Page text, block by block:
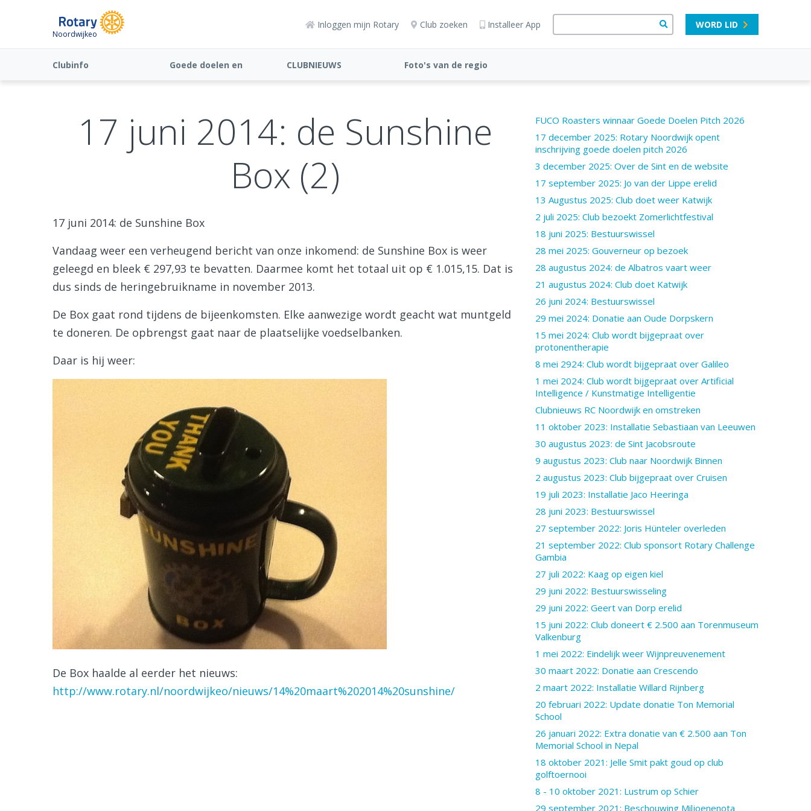
Noordwijkeo
Inloggen mijn Rotary Club zoeken Installeer App WORD LID
Clubinfo
Goede doelen en
CLUBNIEUWS
Foto's van de regio
17 juni 2014: de Sunshine
Box (2)
17 juni 2014: de Sunshine Box
Vandaag weer een verheugend bericht van onze inkomend: de Sunshine Box is weer
geleegd en bleek € 297,93 te bevatten. Daarmee komt het totaal uit op € 1.015,15. Dat is
dus sinds de heringebruikname in november 2013.
De Box gaat rond tijdens de bijeenkomsten. Elke aanwezige wordt geacht wat muntgeld
te doneren. De opbrengst gaat naar de plaatselijke voedselbanken.
Daar is hij weer:
De Box haalde al eerder het nieuws:
http://www.rotary.nl/noordwijkeo/nieuws/14%20maart%202014%20sunshine/
FUCO Roasters winnaar Goede Doelen Pitch 2026
17 december 2025: Rotary Noordwijk opent
inschrijving goede doelen pitch 2026
3 december 2025: Over de Sint en de website
17 september 2025: Jo van der Lippe erelid
13 Augustus 2025: Club doet weer Katwijk
2 juli 2025: Club bezoekt Zomerlichtfestival
18 juni 2025: Bestuurswissel
28 mei 2025: Gouverneur op bezoek
28 augustus 2024: de Albatros vaart weer
21 augustus 2024: Club doet Katwijk
26 juni 2024: Bestuurswissel
29 mei 2024: Donatie aan Oude Dorpskern
15 mei 2024: Club wordt bijgepraat over
protonentherapie
8 mei 2924: Club wordt bijgepraat over Galileo
1 mei 2024: Club wordt bijgepraat over Artificial
Intelligence / Kunstmatige Intelligentie
Clubnieuws RC Noordwijk en omstreken
11 oktober 2023: Installatie Sebastiaan van Leeuwen
30 augustus 2023: de Sint Jacobsroute
9 augustus 2023: Club naar Noordwijk Binnen
2 augustus 2023: Club bijgepraat over Cruisen
19 juli 2023: Installatie Jaco Heeringa
28 juni 2023: Bestuurswissel
27 september 2022: Joris Hünteler overleden
21 september 2022: Club sponsort Rotary Challenge
Gambia
27 juli 2022: Kaag op eigen kiel
29 juni 2022: Bestuurswisseling
29 juni 2022: Geert van Dorp erelid
15 juni 2022: Club doneert € 2.500 aan Torenmuseum
Valkenburg
1 mei 2022: Eindelijk weer Wijnpreuvenement
30 maart 2022: Donatie aan Crescendo
2 maart 2022: Installatie Willard Rijnberg
20 februari 2022: Update donatie Ton Memorial
School
26 januari 2022: Extra donatie van € 2.500 aan Ton
Memorial School in Nepal
18 oktober 2021: Jelle Smit pakt goud op club
golftoernooi
8 - 10 oktober 2021: Lustrum op Schier
29 september 2021: Beschouwing Miljoenenota